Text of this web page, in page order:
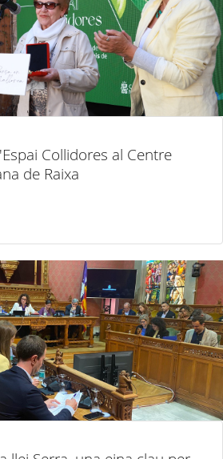
Collidores al Centre
de Raixa